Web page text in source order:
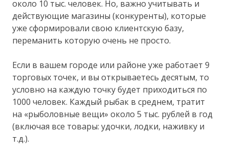
около 10 тыс. человек. Но, важно учитывать и
действующие магазины (конкуренты), которые
уже сформировали свою клиентскую базу,
переманить которую очень не просто.
Если в вашем городе или районе уже работает 9
торговых точек, и вы открываетесь десятым, то
условно на каждую точку будет приходиться по
1000 человек. Каждый рыбак в среднем, тратит
на «рыболовные вещи» около 5 тыс. рублей в год
(включая все товары: удочки, лодки, наживку и
т.д.).